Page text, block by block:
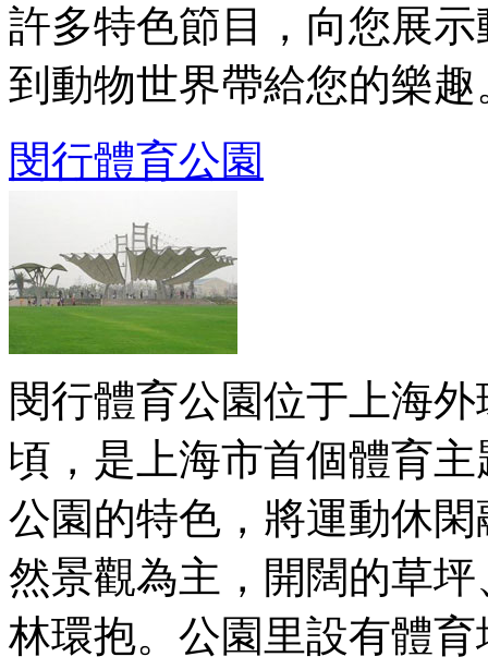
許多特色節目，向您展
到動物世界帶給您的樂
閔行體育公園
閔行體育公園位于上海
頃，是上海市首個體育
公園的特色，將運動休
然景觀為主，開闊的草
林環抱。公園里設有體